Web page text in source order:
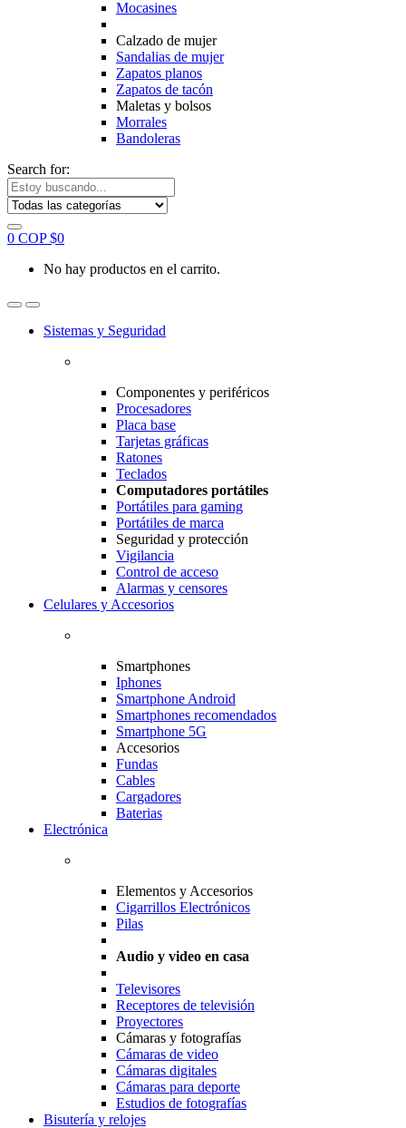
Mocasines
Calzado de mujer
Sandalias de mujer
Zapatos planos
Zapatos de tacón
Maletas y bolsos
Morrales
Bandoleras
Search for:
0 COP $0
No hay productos en el carrito.
Sistemas y Seguridad
Componentes y periféricos
Procesadores
Placa base
Tarjetas gráficas
Ratones
Teclados
Computadores portátiles
Portátiles para gaming
Portátiles de marca
Seguridad y protección
Vigilancia
Control de acceso
Alarmas y censores
Celulares y Accesorios
Smartphones
Iphones
Smartphone Android
Smartphones recomendados
Smartphone 5G
Accesorios
Fundas
Cables
Cargadores
Baterias
Electrónica
Elementos y Accesorios
Cigarrillos Electrónicos
Pilas
Audio y video en casa
Televisores
Receptores de televisión
Proyectores
Cámaras y fotografías
Cámaras de video
Cámaras digitales
Cámaras para deporte
Estudios de fotografías
Bisutería y relojes